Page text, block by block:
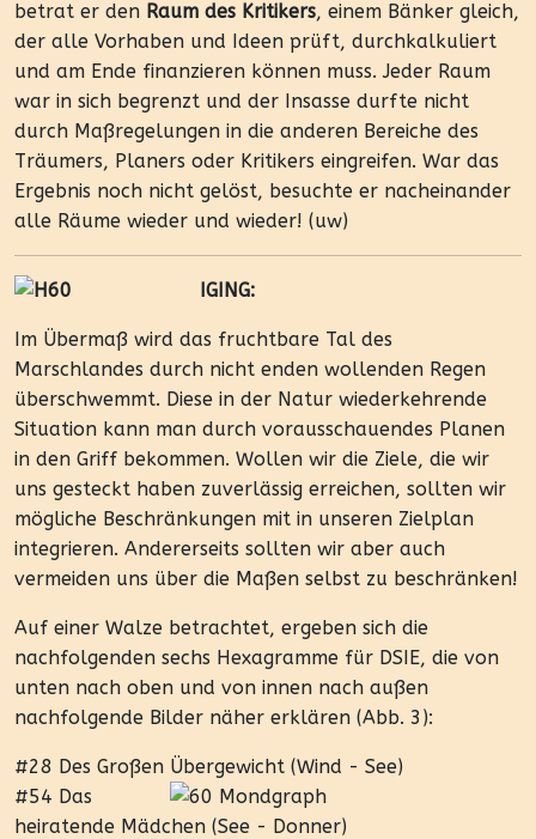
betrat er den Raum des Kritikers, einem Bänker gleich,
der alle Vorhaben und Ideen prüft, durchkalkuliert
und am Ende finanzieren können muss. Jeder Raum
war in sich begrenzt und der Insasse durfte nicht
durch Maßregelungen in die anderen Bereiche des
Träumers, Planers oder Kritikers eingreifen. War das
Ergebnis noch nicht gelöst, besuchte er nacheinander
alle Räume wieder und wieder! (uw)
IGING:
Im Übermaß wird das fruchtbare Tal des
Marschlandes durch nicht enden wollenden Regen
überschwemmt. Diese in der Natur wiederkehrende
Situation kann man durch vorausschauendes Planen
in den Griff bekommen. Wollen wir die Ziele, die wir
uns gesteckt haben zuverlässig erreichen, sollten wir
mögliche Beschränkungen mit in unseren Zielplan
integrieren. Andererseits sollten wir aber auch
vermeiden uns über die Maßen selbst zu beschränken!
Auf einer Walze betrachtet, ergeben sich die
nachfolgenden sechs Hexagramme für DSIE, die von
unten nach oben und von innen nach außen
nachfolgende Bilder näher erklären (Abb. 3):
#28 Des Großen Übergewicht (Wind - See)
#54 Das
heiratende Mädchen (See - Donner)